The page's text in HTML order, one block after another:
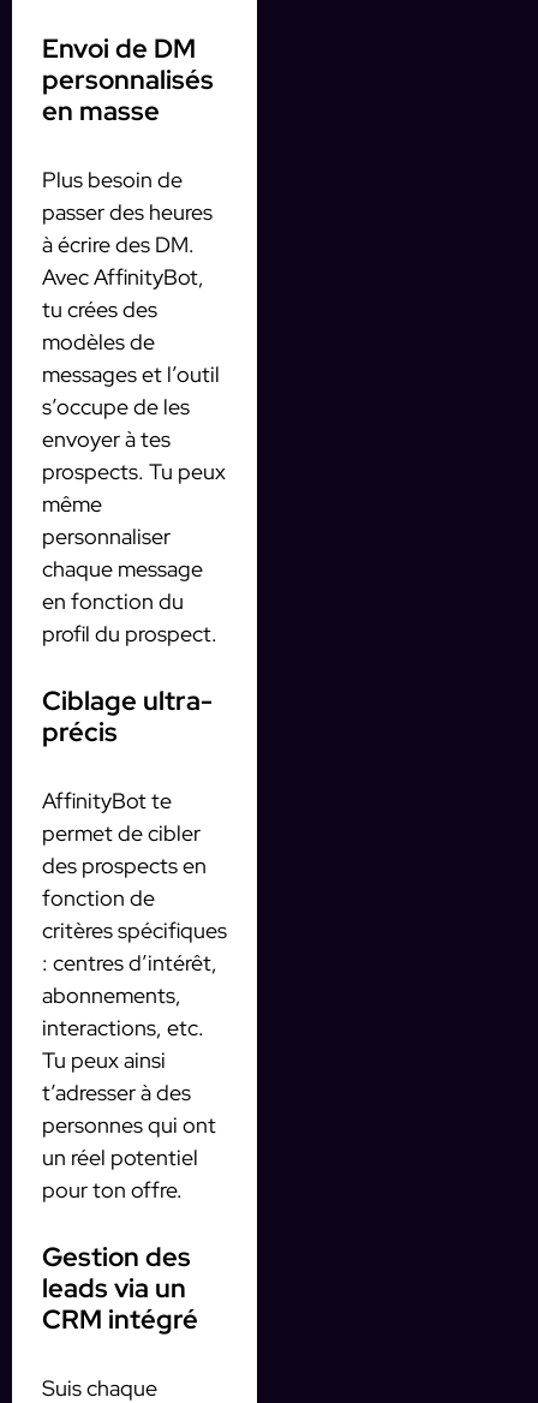
Envoi de DM
personnalisés
en masse
Plus besoin de
passer des heures
à écrire des DM.
Avec AffinityBot,
tu crées des
modèles de
messages et l’outil
s’occupe de les
envoyer à tes
prospects. Tu peux
même
personnaliser
chaque message
en fonction du
profil du prospect.
Ciblage ultra-
précis
AffinityBot te
permet de cibler
des prospects en
fonction de
critères spécifiques
: centres d’intérêt,
abonnements,
interactions, etc.
Tu peux ainsi
t’adresser à des
personnes qui ont
un réel potentiel
pour ton offre.
Gestion des
leads via un
CRM intégré
Suis chaque